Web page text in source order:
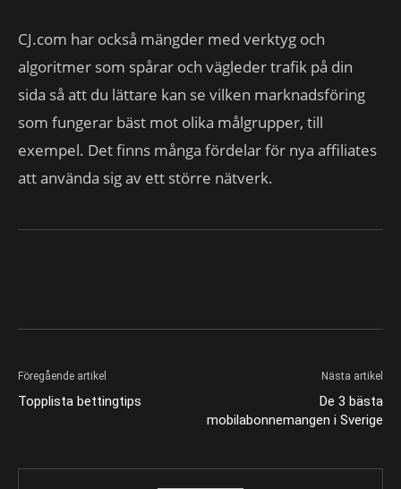
CJ.com har också mängder med verktyg och
algoritmer som spårar och vägleder trafik på din
sida så att du lättare kan se vilken marknadsföring
som fungerar bäst mot olika målgrupper, till
exempel. Det finns många fördelar för nya affiliates
att använda sig av ett större nätverk.
Föregående artikel
Topplista bettingtips
Nästa artikel
De 3 bästa
mobilabonnemangen i Sverige